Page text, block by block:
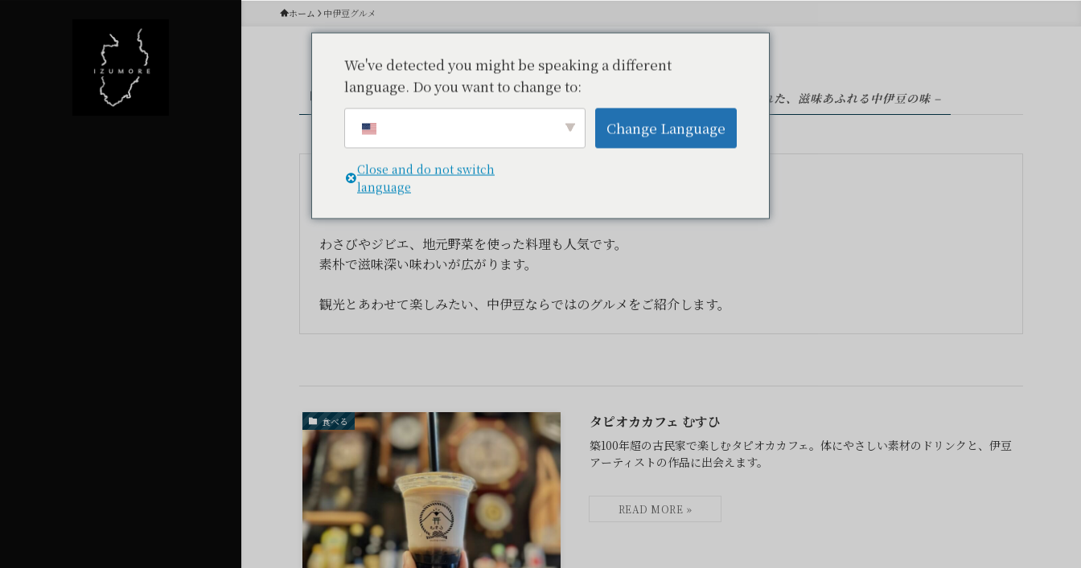
ホーム 中伊豆グルメ
中伊豆グルメ ― Central Izu Gourmet – 山と清流に育まれた、滋味あふれる中伊豆の味 –
中伊豆は自然に恵まれた食材の宝庫です。
わさびやジビエ、地元野菜を使った料理も人気です。
素朴で滋味深い味わいが広がります。
観光とあわせて楽しみたい、中伊豆ならではのグルメをご紹介します。
食べる タピオカカフェ むすひ
築100年超の古民家で楽しむタピオカカフェ。体にやさしい素材のドリンクと、伊豆
アーティストの作品に出会えます。
We've detected you might be speaking a different
language. Do you want to change to:
Change Language
Close and do not switch
language